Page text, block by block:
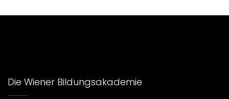
Die Wiener Bildungsakademie